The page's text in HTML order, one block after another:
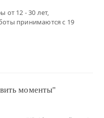
от 12 - 30 лет,
принимаются с 19
моменты"